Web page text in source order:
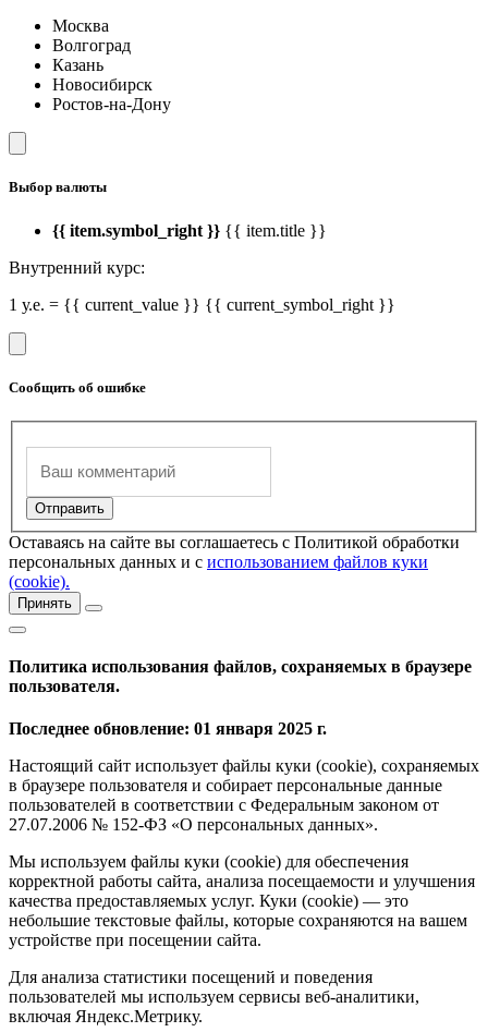
Москва
Волгоград
Казань
Новосибирск
Ростов-на-Дону
Выбор валюты
{{ item.symbol_right }} {{ item.title }}
Внутренний курс:
1 у.е. = {{ current_value }} {{ current_symbol_right }}
Сообщить об ошибке
Оставаясь на сайте вы соглашаетесь с Политикой обработки
персональных данных и с использованием файлов куки
(cookie).
Принять
Политика использования файлов, сохраняемых в браузере
пользователя.
Последнее обновление: 01 января 2025 г.
Настоящий сайт использует файлы куки (cookie), сохраняемых
в браузере пользователя и собирает персональные данные
пользователей в соответствии с Федеральным законом от
27.07.2006 № 152-ФЗ «О персональных данных».
Мы используем файлы куки (cookie) для обеспечения
корректной работы сайта, анализа посещаемости и улучшения
качества предоставляемых услуг. Куки (cookie) — это
небольшие текстовые файлы, которые сохраняются на вашем
устройстве при посещении сайта.
Для анализа статистики посещений и поведения
пользователей мы используем сервисы веб-аналитики,
включая Яндекс.Метрику.